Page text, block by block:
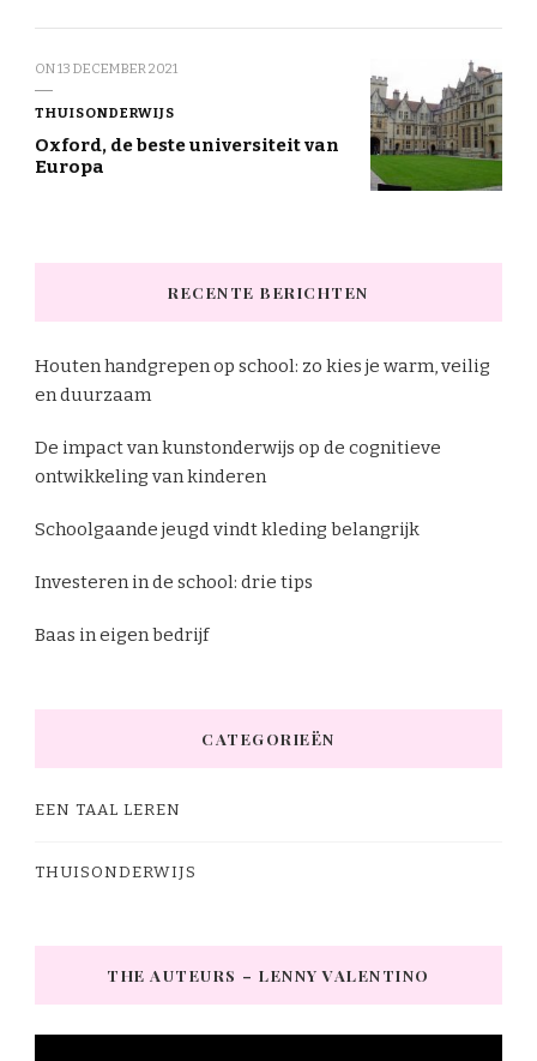
ON13 DECEMBER 2021
THUISONDERWIJS
Oxford, de beste universiteit van
Europa
RECENTE BERICHTEN
Houten handgrepen op school: zo kies je warm, veilig
en duurzaam
De impact van kunstonderwijs op de cognitieve
ontwikkeling van kinderen
Schoolgaande jeugd vindt kleding belangrijk
Investeren in de school: drie tips
Baas in eigen bedrijf
CATEGORIEËN
EEN TAAL LEREN
THUISONDERWIJS
THE AUTEURS – LENNY VALENTINO